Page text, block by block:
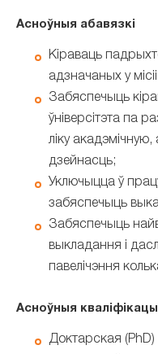
Асноўныя абавязкі
Кіраваць
адзначаных у
Забяспечыць
ўніверсітэта па
ліку
дзейнасць;
Уключыцца ў
забяспечыць
Забяспечыць
выкладання і
павелічэння
Асноўныя
Доктарская (PhD)